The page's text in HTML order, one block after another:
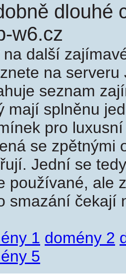
dlouhé
w6.cz
na další
na serveru
seznam
mají splněnu
pro
se zpětnými
Jední se
používané, ale
smazání čekají
1 domény 2
5